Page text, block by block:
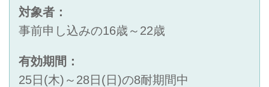
対象者：
事前申し込みの16歳～22歳
有効期間：
25日(木)～28日(日)の8耐期間中